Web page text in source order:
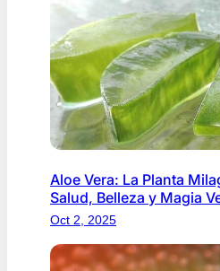
Aloe Vera: La Planta
Salud, Belleza y Magia
Oct 2, 2025